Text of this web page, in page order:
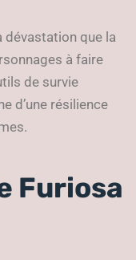
dévastation que la
à faire
de survie
d’une résilience
Furiosa